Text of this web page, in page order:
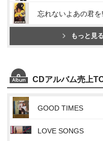
忘れないよあの君を
もっと見る
CDアルバム売上
GOOD TIMES
LOVE SONGS